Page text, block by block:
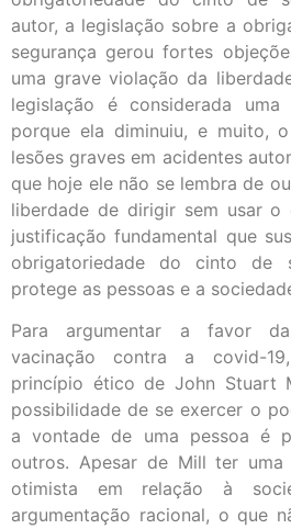
autor, a legislação sobre a
segurança gerou fortes
uma grave violação da
legislação é considerada
porque ela diminuiu, e muito,
lesões graves em acidentes
que hoje ele não se lembra de
liberdade de dirigir sem usar o
justificação fundamental que
obrigatoriedade do cinto de
protege as pessoas e a
Para argumentar a favor
vacinação contra a covid-
princípio ético de John Stuart
possibilidade de se exercer o
a vontade de uma pessoa é
outros. Apesar de Mill ter uma
otimista em relação à
argumentação racional, o que